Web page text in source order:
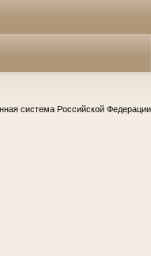
система Российской